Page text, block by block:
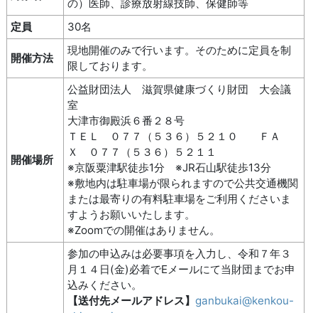
の）医師、診療放射線技師、保健師等
定員
30名
開催方法
現地開催のみで行います。そのために定員を制
限しております。
開催場所
公益財団法人 滋賀県健康づくり財団 大会議
室
大津市御殿浜６番２８号
ＴＥＬ ０７７（５３６）５２１０ ＦＡ
Ｘ ０７７（５３６）５２１１
※京阪粟津駅徒歩1分 ※JR石山駅徒歩13分
※敷地内は駐車場が限られますので公共交通機関
または最寄りの有料駐車場をご利用くださいま
すようお願いいたします。
※Zoomでの開催はありません。
参加の申込みは必要事項を入力し、令和７年３
月１４日(金)必着でEメールにて当財団までお申
込みください。
【送付先メールアドレス】ganbukai@kenkou-